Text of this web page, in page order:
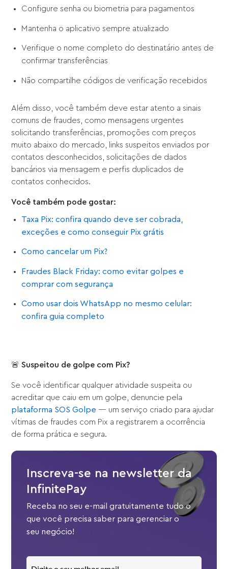
Configure senha ou biometria para pagamentos
Mantenha o aplicativo sempre atualizado
Verifique o nome completo do destinatário antes de
confirmar transferências
Não compartilhe códigos de verificação recebidos
Além disso, você também deve estar atento a sinais
comuns de fraudes, como mensagens urgentes
solicitando transferências, promoções com preços
muito abaixo do mercado, links suspeitos enviados por
contatos desconhecidos, solicitações de dados
bancários via mensagem e perfis duplicados de
contatos conhecidos.
Você também pode gostar:
Taxa Pix: confira quando deve ser cobrada,
exceções e como conseguir Pix grátis
Como cancelar um Pix?
Fraudes Black Friday: como evitar golpes e
comprar com segurança
Como usar dois WhatsApp no mesmo celular:
confira guia completo
🚨 Suspeitou de golpe com Pix?
Se você identificar qualquer atividade suspeita ou
acreditar que caiu em um golpe, denuncie pela
plataforma SOS Golpe — um serviço criado para ajudar
vítimas de fraudes com Pix a registrarem a ocorrência
de forma prática e segura.
Inscreva-se na newsletter da
InfinitePay
Receba no seu e-mail gratuitamente tudo o
que você precisa saber para gerenciar o
seu negócio!